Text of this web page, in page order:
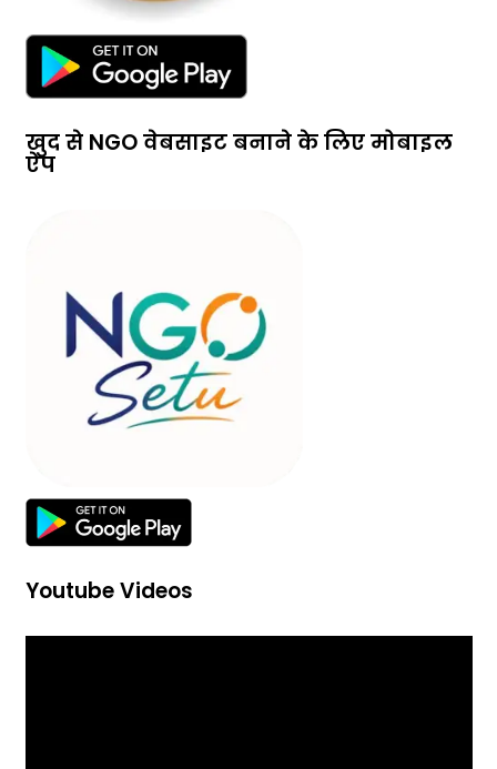
खुद से NGO वेबसाइट बनाने के लिए मोबाइल
ऐप
Youtube Videos